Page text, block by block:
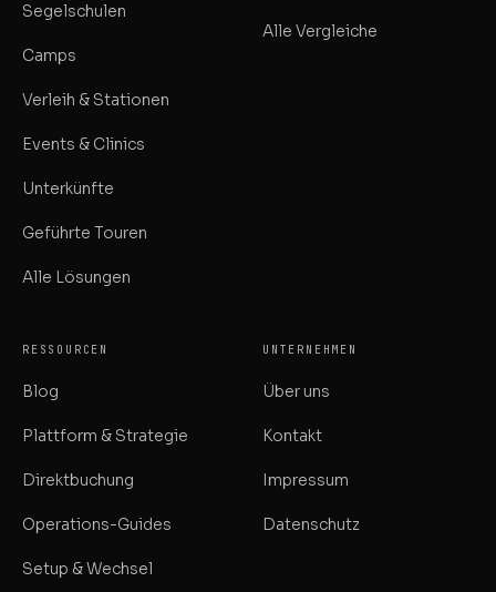
Segelschulen
Camps
Verleih & Stationen
Events & Clinics
Unterkünfte
Geführte Touren
Alle Lösungen
Alle Vergleiche
RESSOURCEN
Blog
Plattform & Strategie
Direktbuchung
Operations-Guides
Setup & Wechsel
UNTERNEHMEN
Über uns
Kontakt
Impressum
Datenschutz